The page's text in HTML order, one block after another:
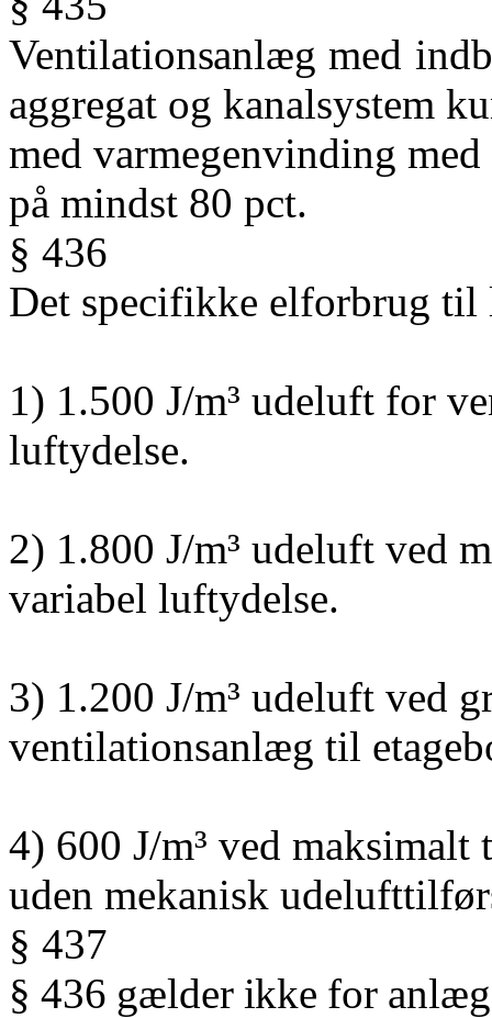
Ventilationsanlæg med
aggregat og kanalsystem
med varmegenvinding med
på mindst 80 pct.
§ 436
Det specifikke elforbrug til
1) 1.500 J/m³ udeluft for
luftydelse.
2) 1.800 J/m³ udeluft ved
variabel luftydelse.
3) 1.200 J/m³ udeluft ved
ventilationsanlæg til
4) 600 J/m³ ved
uden mekanisk
§ 437
§ 436 gælder ikke for anlæg